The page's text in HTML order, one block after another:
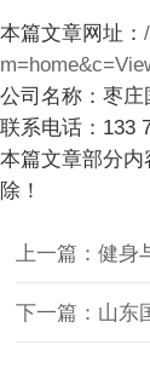
本篇文章网址：
公司名称：枣庄
联系电话：133
本篇文章部分内
除！